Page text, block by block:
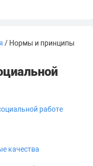
/ Нормы и принципы
работе
качества